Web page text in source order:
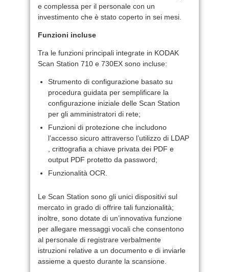
e complessa per il personale con un
investimento che è stato coperto in sei mesi.
Funzioni incluse
Tra le funzioni principali integrate in KODAK
Scan Station 710 e 730EX sono incluse:
Strumento di configurazione basato su
procedura guidata per semplificare la
configurazione iniziale delle Scan Station
per gli amministratori di rete;
Funzioni di protezione che includono
l’accesso sicuro attraverso l’utilizzo di LDAP
, crittografia a chiave privata dei PDF e
output PDF protetto da password;
Funzionalità OCR.
Le Scan Station sono gli unici dispositivi sul
mercato in grado di offrire tali funzionalità;
inoltre, sono dotate di un’innovativa funzione
per allegare messaggi vocali che consentono
al personale di registrare verbalmente
istruzioni relative a un documento e di inviarle
assieme a questo durante la scansione.